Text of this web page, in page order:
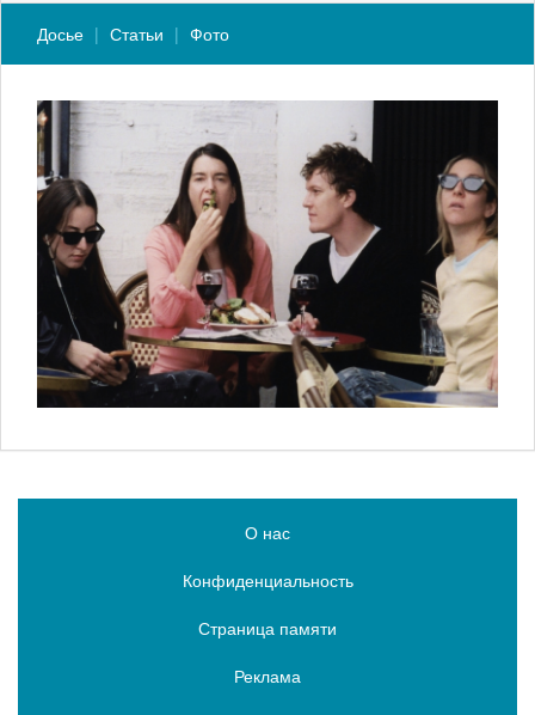
Досье Статьи Фото
О нас
Конфиденциальность
Страница памяти
Реклама